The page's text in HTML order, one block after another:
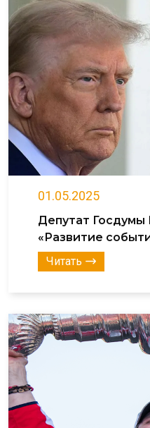
01.05.2025
Депутат Госдумы
«Развитие
Читать